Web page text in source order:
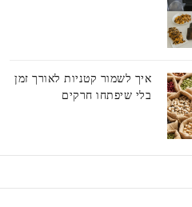
איך לשמור קטניות לאורך זמן
בלי שיפתחו חרקים